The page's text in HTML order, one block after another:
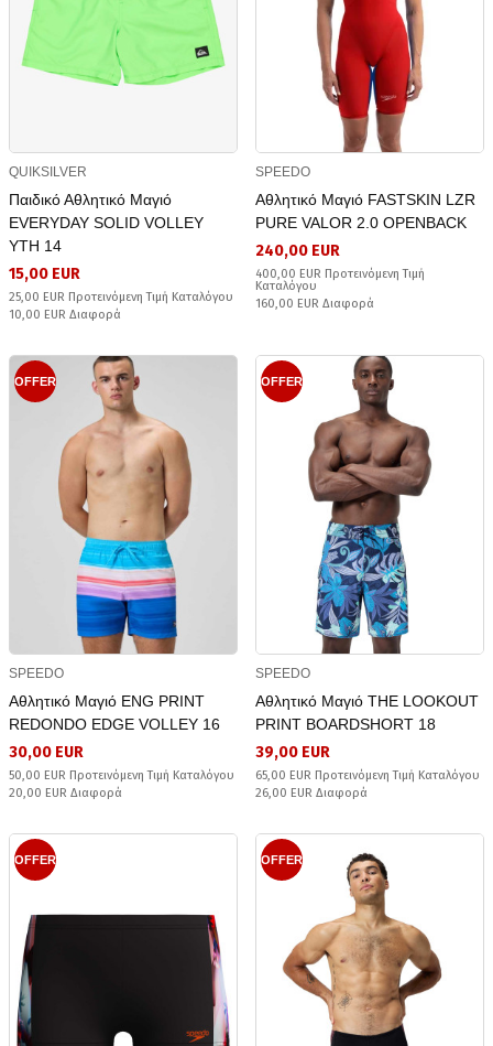
QUIKSILVER
Παιδικό Αθλητικό Μαγιό
EVERYDAY SOLID VOLLEY
YTH 14
15,00 EUR
25,00 EUR Προτεινόμενη Τιμή Καταλόγου
10,00 EUR Διαφορά
SPEEDO
Αθλητικό Μαγιό FASTSKIN LZR
PURE VALOR 2.0 OPENBACK
240,00 EUR
400,00 EUR Προτεινόμενη Τιμή
Καταλόγου
160,00 EUR Διαφορά
OFFER
SPEEDO
Αθλητικό Μαγιό ENG PRINT
REDONDO EDGE VOLLEY 16
30,00 EUR
50,00 EUR Προτεινόμενη Τιμή Καταλόγου
20,00 EUR Διαφορά
OFFER
SPEEDO
Αθλητικό Μαγιό THE LOOKOUT
PRINT BOARDSHORT 18
39,00 EUR
65,00 EUR Προτεινόμενη Τιμή Καταλόγου
26,00 EUR Διαφορά
OFFER OFFER